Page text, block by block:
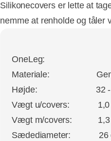
Silikonecovers er lette at
nemme at renholde og tåler
OneLeg:
Materiale:
Højde: 32 - 40 -
Vægt u/covers: 1,0 -
Vægt m/covers: 1,3 -
Sædediameter: 26